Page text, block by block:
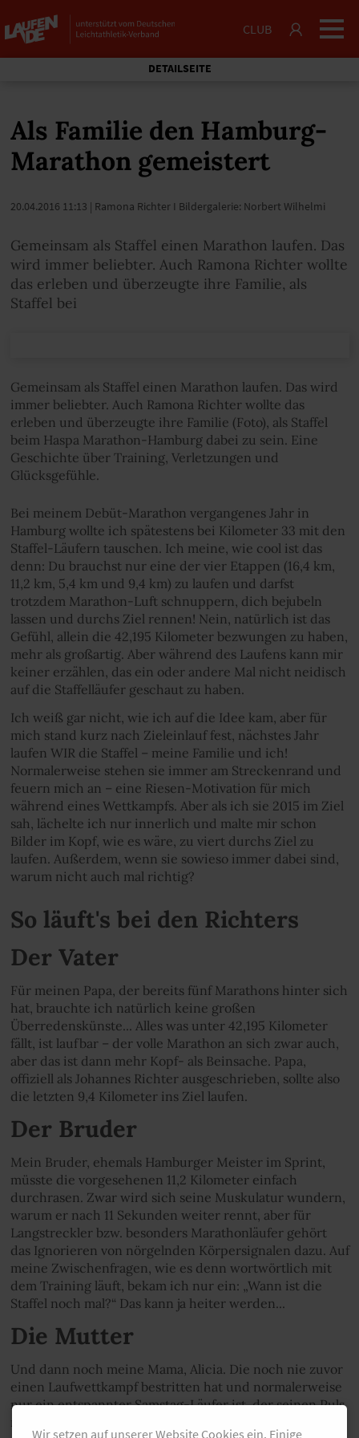
CLUB
DETAILSEITE
Als Familie den Hamburg-
Marathon gemeistert
20.04.2016 11:13 | Ramona Richter I Bildergalerie: Norbert Wilhelmi
Gemeinsam als Staffel einen Marathon laufen. Das
wird immer beliebter. Auch Ramona Richter wollte
das erleben und überzeugte ihre Familie, als
Staffel bei
Gemeinsam als Staffel einen Marathon laufen. Das wird
immer beliebter. Auch Ramona Richter wollte das
erleben und überzeugte ihre Familie (Foto), als Staffel
beim Haspa Marathon-Hamburg dabei zu sein. Eine
Geschichte über Training, Verletzungen und
Glücksgefühle.
Bei meinem Debüt-Marathon vergangenes Jahr in
Hamburg wollte ich spätestens bei Kilometer 33 mit den
Staffel-Läufern tauschen. Ich meine, wie cool ist das
denn: Du brauchst nur eine der vier Etappen (16,4 km,
11,2 km, 5,4 km und 9,4 km) zu laufen und darfst
trotzdem Marathon-Luft schnuppern, dich bejubeln
lassen und durchs Ziel rennen! Nein, natürlich ist das
Gefühl, allein die 42,195 Kilometer bezwungen zu haben,
mehr als großartig. Aber während des Laufens kann mir
keiner erzählen, das ein oder andere Mal nicht neidisch
auf die Staffelläufer geschaut zu haben.
Ich weiß gar nicht, wie ich auf die Idee kam, aber für
mich stand kurz nach Zieleinlauf fest, nächstes Jahr
laufen WIR die Staffel – meine Familie und ich!
Normalerweise stehen sie immer am Streckenrand und
feuern mich an – eine Riesen-Motivation für mich
während eines Wettkampfs. Aber als ich sie 2015 im Ziel
sah, lächelte ich nur innerlich und malte mir schon
Bilder im Kopf, wie es wäre, zu viert durchs Ziel zu
laufen. Außerdem, wenn sie sowieso immer dabei sind,
warum nicht auch mal richtig?
So läuft's bei den Richters
Der Vater
Für meinen Papa, der bereits fünf Marathons hinter sich
hat, brauchte ich natürlich keine großen
Überredenskünste... Alles was unter 42,195 Kilometer
fällt, ist laufbar – der volle Marathon an sich zwar auch,
aber das ist dann mehr Kopf- als Beinsache. Papa,
offiziell als Johannes Richter ausgeschrieben, sollte also
die letzten 9,4 Kilometer ins Ziel laufen.
Der Bruder
Mein Bruder, ehemals Hamburger Meister im Sprint,
müsste die vorgesehenen 11,2 Kilometer einfach
durchrasen. Zwar wird sich seine Muskulatur wundern,
warum er nach 11 Sekunden weiter rennt, aber für
Langstreckler bzw. besonders Marathonläufer gehört
das Ignorieren von nörgelnden Körpersignalen dazu. Auf
meine Zwischenfragen, wie es denn wortwörtlich mit
dem Training läuft, bekam ich nur ein: „Wann ist die
Staffel noch mal?“ Das kann ja heiter werden...
Die Mutter
Und dann noch meine Mama, Alicia. Die noch nie zuvor
einen Laufwettkampf bestritten hat und normalerweise
nur ein entspannter Samstag-Läufer ist, der seinen Puls
nicht höher als 130 scheucht. Sportliche Ziele setzen,
Wir setzen auf unserer Website Cookies ein. Einige